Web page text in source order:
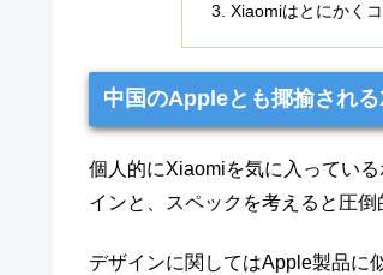
Xiaomiはとにかく
中国のAppleとも揶揄され
個人的にXiaomiを気に入ってい
インと、スペックを考えると圧
デザインに関してはApple製品に